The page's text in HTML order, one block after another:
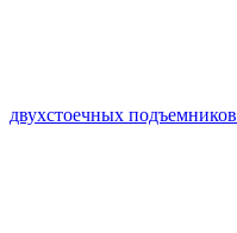
двухстоечных подъемников